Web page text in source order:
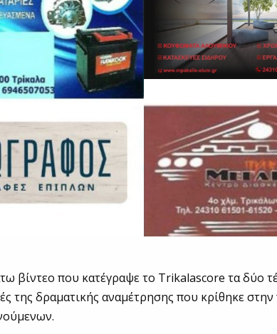
βίντεο που κατέγραψε το Trikalascore τα δύο
της δραματικής αναμέτρησης που κρίθηκε